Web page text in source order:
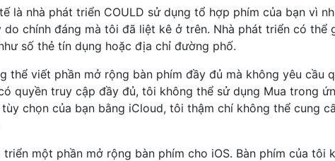
là nhà phát triển COULD sử dụng tổ hợp phím của bạn vì
chính đáng mà tôi đã liệt kê ở trên. Nhà phát triển có thể
số thẻ tín dụng hoặc địa chỉ đường phố.
thể viết phần mở rộng bàn phím đầy đủ mà không yêu cầu
quyền truy cập đầy đủ, tôi không thể sử dụng Mua trong
chọn của bạn bằng iCloud, tôi thậm chí không thể cung
một phần mở rộng bàn phím cho iOS. Bàn phím của tôi